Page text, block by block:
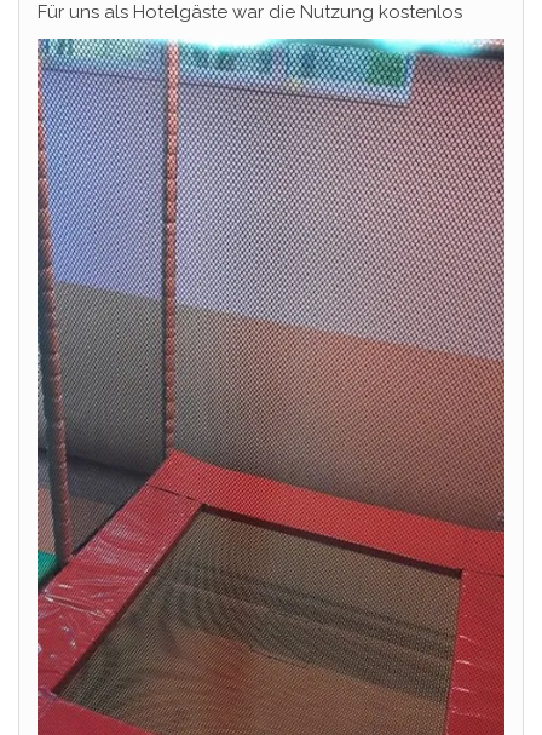
Für uns als Hotelgäste war die Nutzung kostenlos